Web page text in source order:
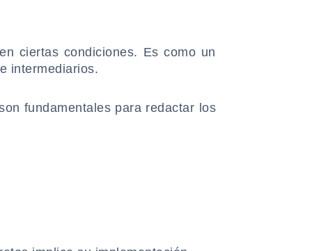
ciertas condiciones. Es como un
intermediarios.
fundamentales para redactar los